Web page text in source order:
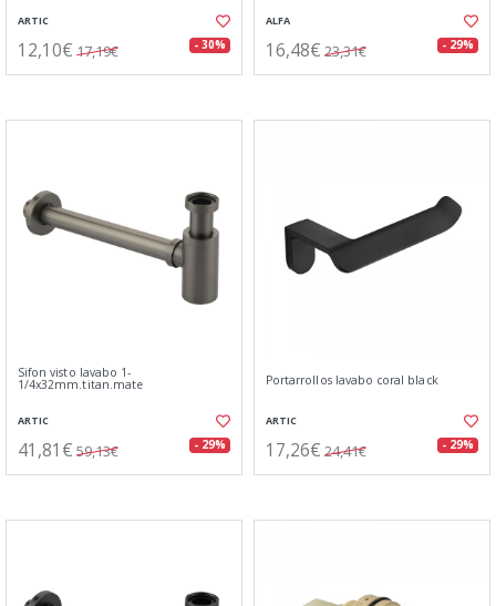
ARTIC
12,10€ 17,19€ - 30%
ALFA
16,48€ 23,31€ - 29%
Sifon visto lavabo 1-
1/4x32mm.titan.mate
ARTIC
41,81€ 59,13€ - 29%
Portarrollos lavabo coral black
ARTIC
17,26€ 24,41€ - 29%